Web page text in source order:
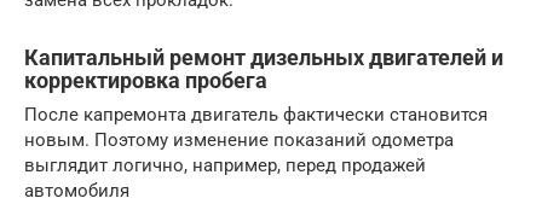
Капитальный ремонт дизельных двигателей и
корректировка пробега
После капремонта двигатель фактически становится
новым. Поэтому изменение показаний одометра
выглядит логично, например, перед продажей
автомобиля